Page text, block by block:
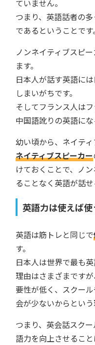
ていません。
つまり、英語話者の
であるということです。
ノンネイティブスピ
ます。
日本人が話す英語に
しまいがちです。
そしてフランス人は
中国語訛りの英語にな
幼い頃から、ネイティ
ネイティブスピーカー
けておくことで、ノ
ることなく英語が話
英語力は使えば
英語は筋トレと同じで
す。
日本人は世界で最も
理由はさまざまです
要性が低く、スクー
会が少ないからという
つまり、英会話スク
語力を向上させるこ